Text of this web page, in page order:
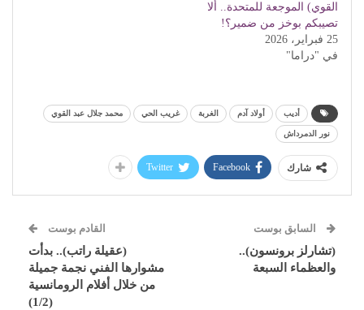
القوي) الموجعة للمتحدة.. ألا
تصيبكم بوخز من ضمير؟!
25 فبراير، 2026
في "دراما"
أديب أولاد آدم الغربة غريب الحي محمد جلال عبد القوي
نور الدمرداش
شارك Facebook
Twitter
السابق بوست
(تشارلز برونسون)..
والعظماء السبعة
القادم بوست
(عقيلة راتب).. بدأت
مشوارها الفني نجمة جميلة
من خلال أفلام الرومانسية
(1/2)